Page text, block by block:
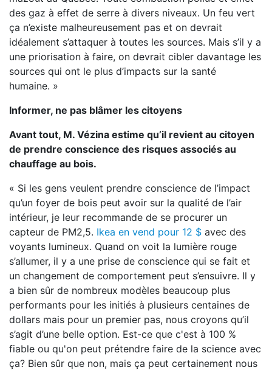
des gaz à effet de serre à divers niveaux. Un feu vert
ça n’existe malheureusement pas et on devrait
idéalement s’attaquer à toutes les sources. Mais s’il y a
une priorisation à faire, on devrait cibler davantage les
sources qui ont le plus d’impacts sur la santé
humaine. »
Informer, ne pas blâmer les citoyens
Avant tout, M. Vézina estime qu’il revient au citoyen
de prendre conscience des risques associés au
chauffage au bois.
« Si les gens veulent prendre conscience de l’impact
qu’un foyer de bois peut avoir sur la qualité de l’air
intérieur, je leur recommande de se procurer un
capteur de PM2,5. Ikea en vend pour 12 $ avec des
voyants lumineux. Quand on voit la lumière rouge
s’allumer, il y a une prise de conscience qui se fait et
un changement de comportement peut s’ensuivre. Il y
a bien sûr de nombreux modèles beaucoup plus
performants pour les initiés à plusieurs centaines de
dollars mais pour un premier pas, nous croyons qu’il
s’agit d’une belle option. Est-ce que c'est à 100 %
fiable ou qu'on peut prétendre faire de la science avec
ça? Bien sûr que non, mais ça peut certainement nous